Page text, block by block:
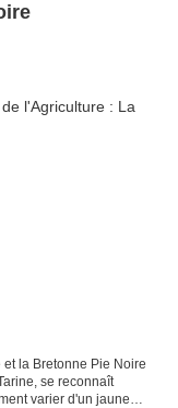
la Bretonne Pie Noire
se reconnaît
varier d'un jaune